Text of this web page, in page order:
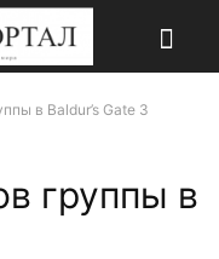
в Baldur’s Gate 3
группы в